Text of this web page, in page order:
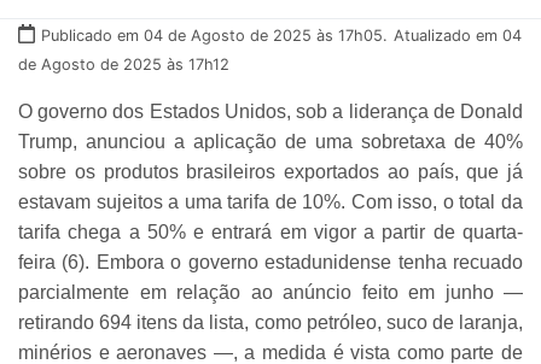
Publicado em 04 de Agosto de 2025 às 17h05. Atualizado em 04
de Agosto de 2025 às 17h12
O governo dos Estados Unidos, sob a liderança de Donald
Trump, anunciou a aplicação de uma sobretaxa de 40%
sobre os produtos brasileiros exportados ao país, que já
estavam sujeitos a uma tarifa de 10%. Com isso, o total da
tarifa chega a 50% e entrará em vigor a partir de quarta-
feira (6). Embora o governo estadunidense tenha recuado
parcialmente em relação ao anúncio feito em junho —
retirando 694 itens da lista, como petróleo, suco de laranja,
minérios e aeronaves —, a medida é vista como parte de